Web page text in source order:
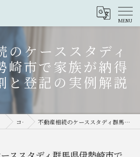
のケーススタディ
崎市で家族が納得
と登記の実例解説
コラム 不動産相続のケーススタディ群馬県伊勢崎市で家族が納得できる分割と登記の実例解説